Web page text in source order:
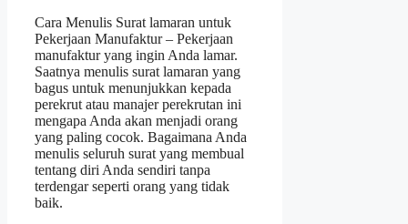
Cara Menulis Surat lamaran untuk
Pekerjaan Manufaktur – Pekerjaan
manufaktur yang ingin Anda lamar.
Saatnya menulis surat lamaran yang
bagus untuk menunjukkan kepada
perekrut atau manajer perekrutan ini
mengapa Anda akan menjadi orang
yang paling cocok. Bagaimana Anda
menulis seluruh surat yang membual
tentang diri Anda sendiri tanpa
terdengar seperti orang yang tidak
baik.